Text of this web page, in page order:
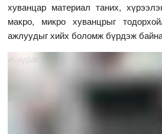
хуванцар материал таних,
макро, микро хуванцрыг
ажлуудыг хийх боломж бүрдэж